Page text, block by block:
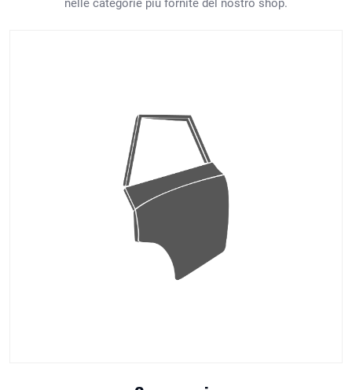
nelle categorie più fornite del nostro shop.